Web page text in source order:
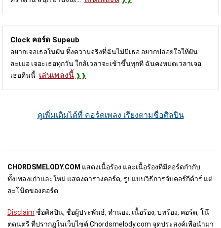
Clock คอร์ด Supeub
อยากเจอเธอในฝัน ทิ้งความจริงที่ฉันไม่มีเธอ อยากปล่อยใจให้ฝัน
ละเมอ เจอะเธอทุกวัน ใกล้เวลาจะเช้าขึ้นทุกที ฉันคงหมดเวลาเจอ
เธอคืนนี้ เล่นเพลงนี้
ดูเพิ่มเติมได้ที่ คอร์ดเพลง เรียงตามชื่อศิลปิน
CHORDSMELODY.COM แสดงเนื้อร้อง และเนื้อร้องที่มีคอร์ดกำกับ
ทั้งเพลงเก่าและใหม่ แสดงตารางคอร์ด, รูปแบบวิธีการจับคอร์กีต้าร์ แต่
ละโน๊ตของคอร์ด
Disclaim ชื่อศิลปิน, ชื่อผู้ประพันธ์, ทำนอง, เนื้อร้อง, บทร้อง, คอร์ด, โน๊
ตดนตรี ที่ปรากฎในเว็บไชต์ Chordsmelody.com จุดประสงค์เพื่อนำมา